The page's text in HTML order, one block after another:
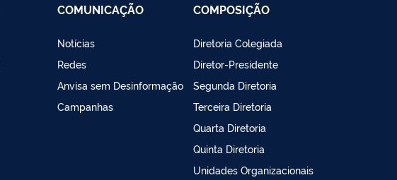
COMUNICAÇÃO
Notícias
Redes
Anvisa sem Desinformação
Campanhas
COMPOSIÇÃO
Diretoria Colegiada
Diretor-Presidente
Segunda Diretoria
Terceira Diretoria
Quarta Diretoria
Quinta Diretoria
Unidades Organizacionais